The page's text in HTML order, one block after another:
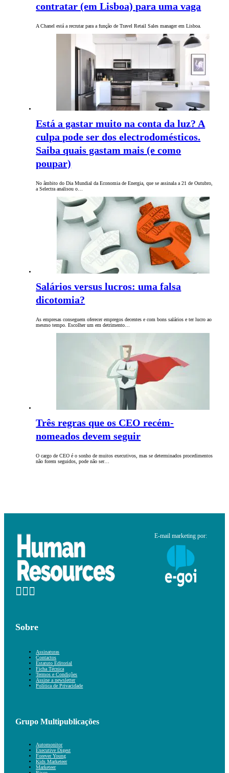
contratar (em Lisboa) para uma vaga
A Chanel está a recrutar para a função de Travel Retail Sales manager em Lisboa.
Está a gastar muito na conta da luz? A
culpa pode ser dos electrodomésticos.
Saiba quais gastam mais (e como
poupar)
No âmbito do Dia Mundial da Economia de Energia, que se assinala a 21 de Outubro,
a Selectra analisou o…
Salários versus lucros: uma falsa
dicotomia?
As empresas conseguem oferecer empregos decentes e com bons salários e ter lucro ao
mesmo tempo. Escolher um em detrimento…
Três regras que os CEO recém-
nomeados devem seguir
O cargo de CEO é o sonho de muitos executivos, mas se determinados procedimentos
não forem seguidos, pode não ser…
E-mail marketing por:
Sobre
Assinaturas
Contactos
Estatuto Editorial
Ficha Técnica
Termos e Condições
Assine a newsletter
Política de Privacidade
Grupo Multipublicações
Automonitor
Executive Digest
Forever Young
Kids Marketeer
Marketeer